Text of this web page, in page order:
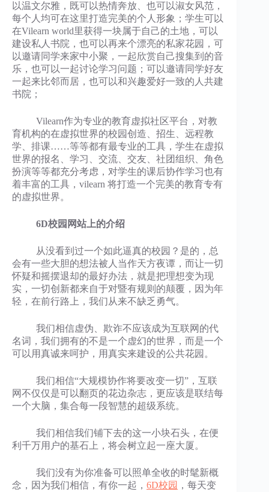
以温文尔雅，既可以热情奔放、也可以淑女风范，
每个人均可在这里打造完美的个人形象；学生可以
在Vilearn world里获得一块属于自己的土地，可以
建设私人书院，也可以再来个漂亮的私家花园，可
以邀请同学来家中小聚，一起欣赏自己搜集到的音
乐，也可以一起讨论学习问题；可以邀请同学好友
一起来比邻而居，也可以和兴趣爱好一致的人共建
书院；
Vilearn作为专业的教育虚拟社区平台，对教
育机构的在虚拟世界的校园创造、招生、远程教
学、排课……等等都有最专业的工具，学生在虚拟
世界的报名、学习、交流、交友、社团组织、角色
扮演等等都充分考虑，对学生的课后协作学习也有
着丰富的工具，vilearn 将打造一个完美的教育专有
的虚拟世界。
6D校园网站上的介绍
从没看到过一个如此逼真的校园？是的，总
会有一些大胆的想法被人当作天方夜谭，而让一切
怀疑和摇摆退却的最好办法，就是把理想变为现
实，一切创新都来自于对暨有规则的颠覆，因为年
轻，在前行路上，我们从来不缺乏勇气。
我们相信虚伪、欺诈不应该成为互联网的代
名词，我们拥有的不是一个虚幻的世界，而是一个
可以用真诚来呵护，用真实来建设的公共花园。
我们相信“大规模协作将要改变一切”，互联
网不仅仅是可以翻页的花边杂志，更应该是联结每
一个大脑，集合每一段智慧的超级系统。
我们相信我们铺下去的这一小块石头，在便
利千万用户的基石上，将会树立起一座大厦。
我们没有为你准备可以照单全收的时髦新概
念，因为我们相信，有你一起， 6D校园 ，每天变